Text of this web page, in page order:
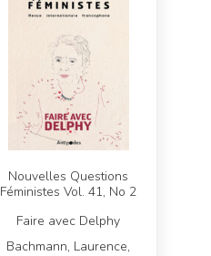
Nouvelles Questions
Féministes Vol. 41, No 2
Faire avec Delphy
Bachmann, Laurence,